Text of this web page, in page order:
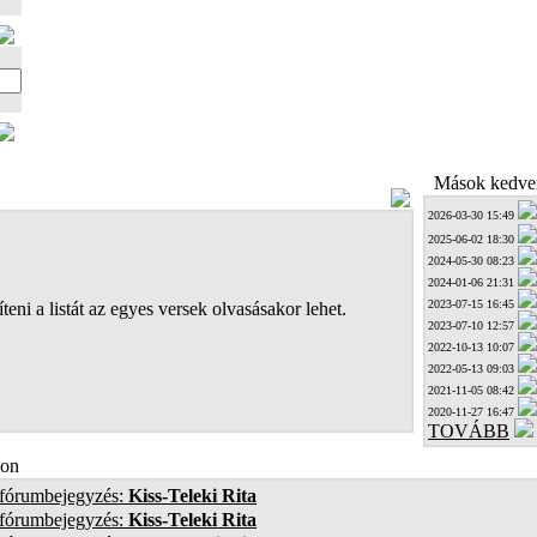
a listát az egyes versek olvasásakor lehet.
Mások
2026-03-30 15:49
2025-06-02 18:30
2024-05-30 08:23
2024-01-06 21:31
2023-07-15 16:45
2023-07-10 12:57
2022-10-13 10:07
2022-05-13 09:03
2021-11-05 08:42
2020-11-27 16:47
TOVÁBB
Kiss-Teleki Rita
Kiss-Teleki Rita